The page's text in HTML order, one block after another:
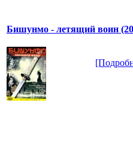
Бишунмо - летящий воин